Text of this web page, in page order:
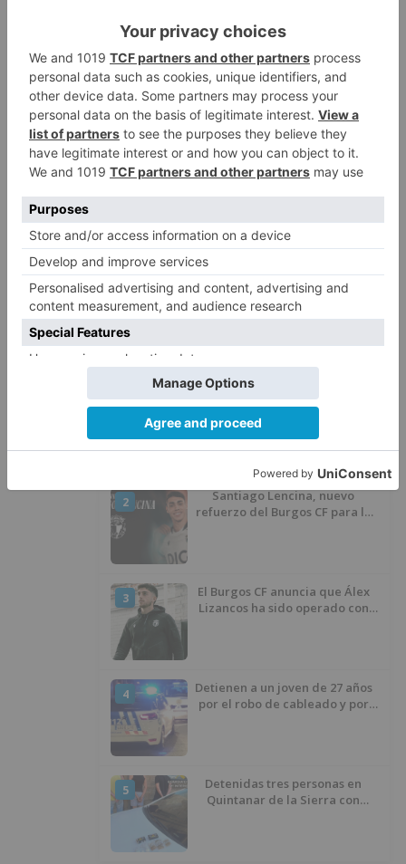
3
Un libro rescata la historia y
memoria del pueblo burgalés de
Huérmeces
4
CCOO Burgos tramita más de 200
expedientes de regularización
de inmigrantes
5
El PSOE denuncia que las
piscinas municipales de Burgos
desinfección obligatoria contra
plagas
1
Felix Gall asalta el liderato con
una exhibición en El Escudo
2
Santiago Lencina, nuevo
refuerzo del Burgos CF para la
3
El Burgos CF anuncia que Álex
Lizancos ha sido operado con
4
Detienen a un joven de 27 años
por el robo de cableado y por
5
Detenidas tres personas en
Quintanar de la Sierra con